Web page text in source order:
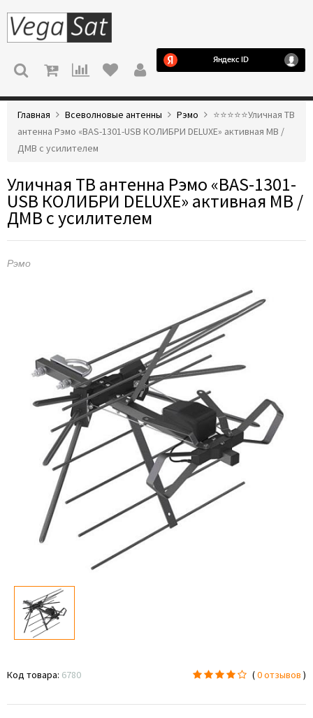
МЕНЮ
Главная Всеволновые антенны Рэмо
⭐️⭐️⭐️⭐️⭐️Уличная ТВ
антенна Рэмо «BAS-1301-USB КОЛИБРИ DELUXE» активная МВ /
ДМВ с усилителем
Уличная ТВ антенна Рэмо «BAS-1301-
USB КОЛИБРИ DELUXE» активная МВ /
ДМВ с усилителем
Рэмо
Код товара: 6780 (0 отзывов )